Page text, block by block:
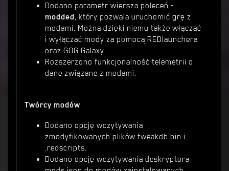
Dodano parametr wiersza poleceń -
modded , który pozwala uruchomić grę z
modami. Można dzięki niemu także włączać
i wyłączać mody za pomocą REDlaunchera
oraz GOG Galaxy.
Rozszerzono funkcjonalność telemetrii o
dane związane z modami.
Twórcy modów
Dodano opcję wczytywania
zmodyfikowanych plików tweakdb.bin i
.redscripts.
Dodano opcję wczytywania deskryptora